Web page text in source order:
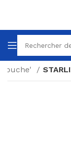
buche'